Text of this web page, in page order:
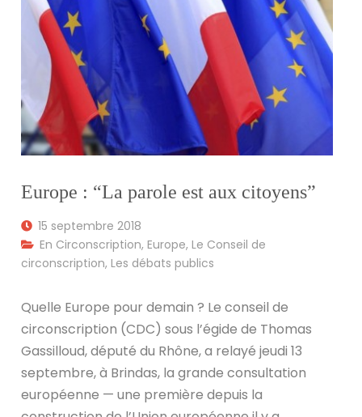
Europe : “La parole est aux citoyens”
15 septembre 2018
En Circonscription,Europe,Le Conseil de
circonscription,Les débats publics
Quelle Europe pour demain ? Le conseil de
circonscription (CDC) sous l’égide de Thomas
Gassilloud, député du Rhône, a relayé jeudi 13
septembre, à Brindas, la grande consultation
européenne — une première depuis la